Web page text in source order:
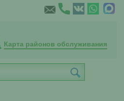
Карта районов обслуживания